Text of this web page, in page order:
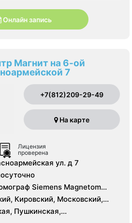
Онлайн запись
Магнит на 6-ой
7
+7(812)209-29-49
На карте
Лицензия
проверена
ул. д 7
Siemens Magnetom
Siemens Somatom Emotion 16
Кировский, Московский,
Пушкинская,